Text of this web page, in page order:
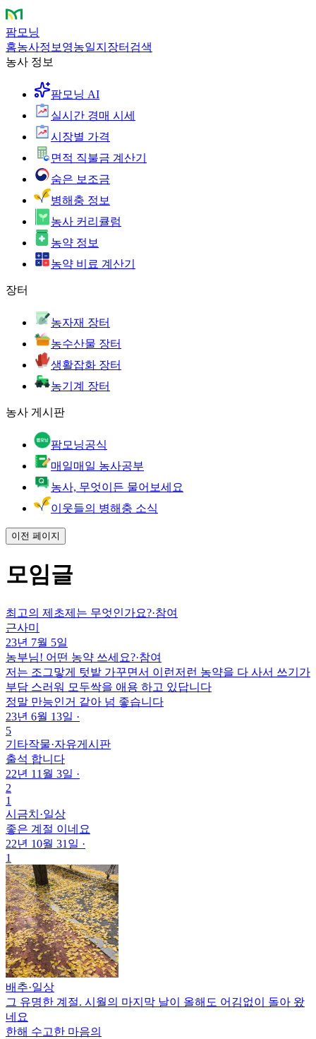
팜모닝
홈농사정보 영농일지 장터 검색
농사 정보
팜모닝 AI
실시간 경매 시세
시장별 가격
면적 직불금 계산기
숨은 보조금
병해충 정보
농사 커리큘럼
농약 정보
농약 비료 계산기
장터
농자재 장터
농수산물 장터
생활잡화 장터
농기계 장터
농사 게시판
팜모닝공식
매일매일 농사공부
농사, 무엇이든 물어보세요
이웃들의 병해충 소식
이전 페이지
모임글
최고의 제초제는 무엇인가요?·참여
근사미
23년 7월 5일
농부님! 어떤 농약 쓰세요?·참여
저는 조그맣게 텃밭 가꾸면서 이런저런 농약을 다 사서 쓰기가
부담 스러워 모두싹을 애용 하고 있답니다
정말 만능인거 같아 넘 좋습니다
23년 6월 13일 ·
5
기타작물·자유게시판
출석 합니다
22년 11월 3일 ·
2
1
시금치 ·일상
좋은 계절 이네요
22년 10월 31일 ·
1
배추·일상
그 유명한 계절. 시월의 마지막 날이 올해도 어김없이 돌아 왔
네요
한해 수고한 마음의